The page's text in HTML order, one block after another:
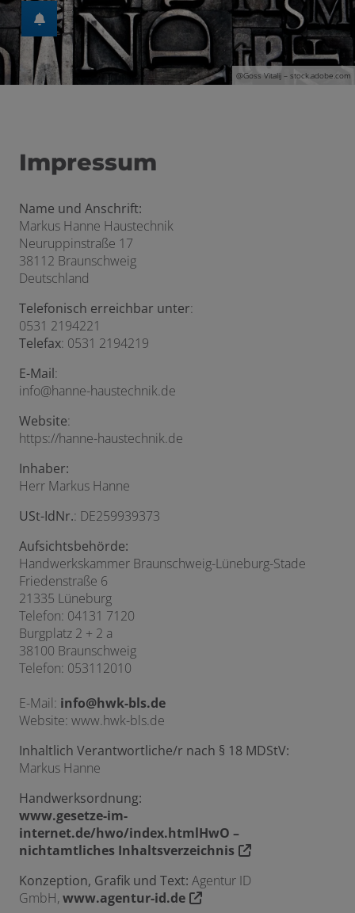
@Goss Vitalij – stock.adobe.com
Impressum
Name und Anschrift:
Markus Hanne Haustechnik
Neuruppinstraße 17
38112 Braunschweig
Deutschland
Telefonisch erreichbar unter:
0531 2194221
Telefax: 0531 2194219
E-Mail:
info@hanne-haustechnik.de
Website:
https://hanne-haustechnik.de
Inhaber:
Herr Markus Hanne
USt-IdNr.: DE259939373
Aufsichtsbehörde:
Handwerkskammer Braunschweig-Lüneburg-Stade
Friedenstraße 6
21335 Lüneburg
Telefon: 04131 7120
Burgplatz 2 + 2 a
38100 Braunschweig
Telefon: 053112010
E-Mail: info@hwk-bls.de
Website: www.hwk-bls.de
Inhaltlich Verantwortliche/r nach § 18 MDStV:
Markus Hanne
Handwerksordnung:
www.gesetze-im-
internet.de/hwo/index.htmlHwO –
nichtamtliches Inhaltsverzeichnis
Konzeption, Grafik und Text: Agentur ID
GmbH,www.agentur-id.de
und schließen